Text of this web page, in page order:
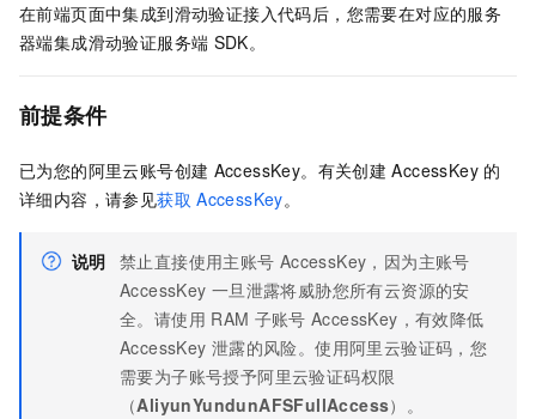
在前端页面中集成到滑动验证接入代码后，您需要在对应的服务
器端集成滑动验证服务端 SDK。
前提条件
已为您的阿里云账号创建 AccessKey。有关创建 AccessKey 的
详细内容，请参见获取 AccessKey。
说明 禁止直接使用主账号 AccessKey，因为主账号
AccessKey 一旦泄露将威胁您所有云资源的安
全。请使用 RAM 子账号 AccessKey，有效降低
AccessKey 泄露的风险。使用阿里云验证码，您
需要为子账号授予阿里云验证码权限
（AliyunYundunAFSFullAccess）。